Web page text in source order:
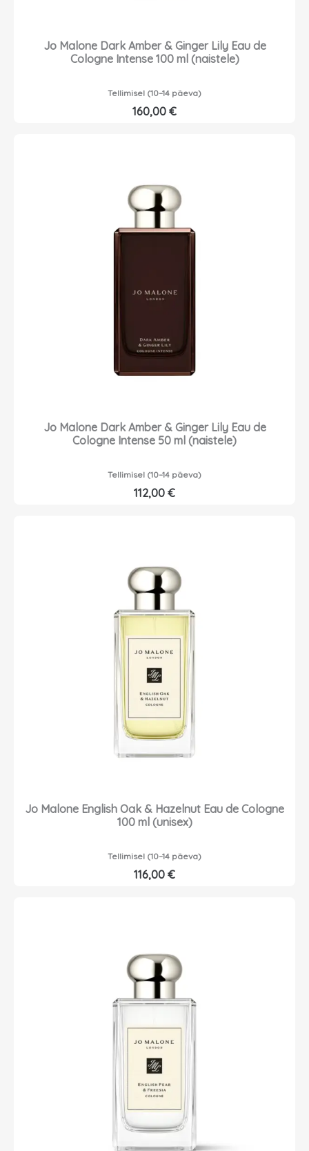
Jo Malone Dark Amber & Ginger Lily Eau de
Cologne Intense 100 ml (naistele)
Tellimisel (10–14 päeva)
160,00 €
Jo Malone Dark Amber & Ginger Lily Eau de
Cologne Intense 50 ml (naistele)
Tellimisel (10–14 päeva)
112,00 €
Jo Malone English Oak & Hazelnut Eau de Cologne
100 ml (unisex)
Tellimisel (10–14 päeva)
116,00 €